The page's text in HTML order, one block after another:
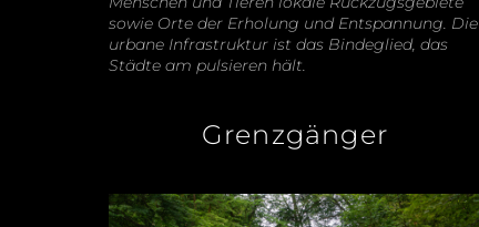
sowie Orte der Erholung und Entspannung. Die
urbane Infrastruktur ist das Bindeglied, das
Städte am pulsieren hält.
Grenzgänger